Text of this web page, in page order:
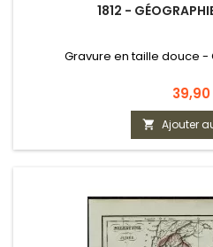
1812 -
Gravure en taille douce
Prix
 Ajouter